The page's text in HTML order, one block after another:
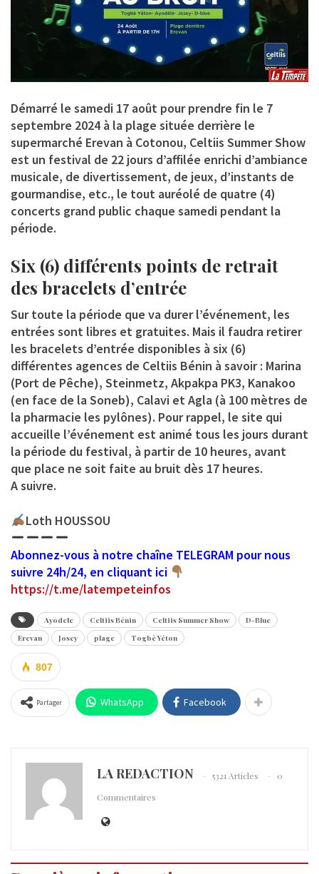
Démarré le samedi 17 août pour prendre fin le 7
septembre 2024 à la plage située derrière le
supermarché Erevan à Cotonou, Celtiis Summer Show
est un festival de 22 jours d’affilée enrichi d’ambiance
musicale, de divertissement, de jeux, d’instants de
gourmandise, etc., le tout auréolé de quatre (4)
concerts grand public chaque samedi pendant la
période.
Six (6) différents points de retrait
des bracelets d’entrée
Sur toute la période que va durer l’événement, les
entrées sont libres et gratuites. Mais il faudra retirer
les bracelets d’entrée disponibles à six (6)
différentes agences de Celtiis Bénin à savoir : Marina
(Port de Pêche), Steinmetz, Akpakpa PK3, Kanakoo
(en face de la Soneb), Calavi et Agla (à 100 mètres de
la pharmacie les pylônes). Pour rappel, le site qui
accueille l’événement est animé tous les jours durant
la période du festival, à partir de 10 heures, avant
que place ne soit faite au bruit dès 17 heures.
A suivre.
Loth HOUSSOU
Abonnez-vous à notre chaîne TELEGRAM pour nous
suivre 24h/24, en cliquant ici
https://t.me/latempeteinfos
Ayodele Celtiis Bénin Celtiis Summer Show
D-Blue
Erevan
Josey plage Togbè Yéton
807
Partager WhatsApp Facebook
LA REDACTION 5321 Articles
0
Commentaires